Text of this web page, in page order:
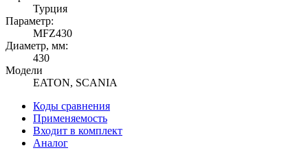
Турция
Параметр:
MFZ430
Диаметр, мм:
430
Модели
EATON, SCANIA
Коды сравнения
Применяемость
Входит в комплект
Аналог